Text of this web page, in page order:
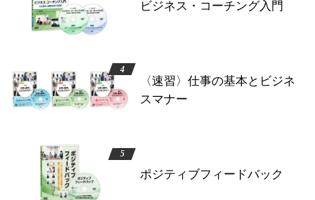
ビジネス・コーチング入門
〈速習〉仕事の基本とビジネ
スマナー
ポジティブフィードバック